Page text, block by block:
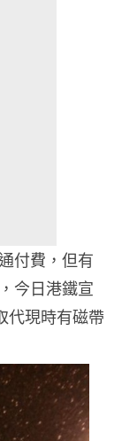
付費，但有
今日港鐵宣
代現時有磁帶